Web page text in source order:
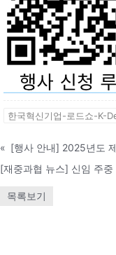
한국혁신기업-로드쇼-K-
«
목록보기